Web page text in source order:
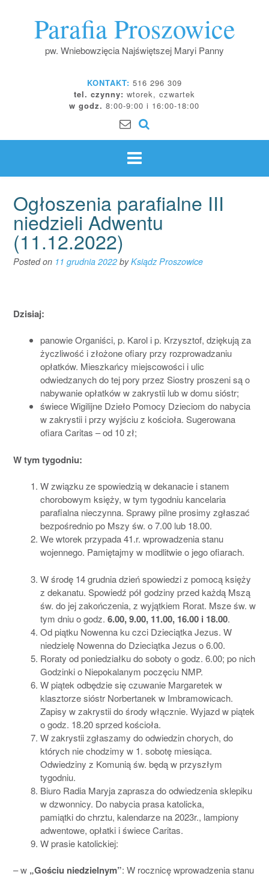
Parafia Proszowice
pw. Wniebowzięcia Najświętszej Maryi Panny
KONTAKT: 516 296 309
tel. czynny: wtorek, czwartek
w godz. 8:00-9:00 i 16:00-18:00
Ogłoszenia parafialne III
niedzieli Adwentu
(11.12.2022)
Posted on 11 grudnia 2022 byKsiądz Proszowice
Dzisiaj:
panowie Organiści, p. Karol i p. Krzysztof, dziękują za
życzliwość i złożone ofiary przy rozprowadzaniu
opłatków. Mieszkańcy miejscowości i ulic
odwiedzanych do tej pory przez Siostry proszeni są o
nabywanie opłatków w zakrystii lub w domu sióstr;
świece Wigilijne Dzieło Pomocy Dzieciom do nabycia
w zakrystii i przy wyjściu z kościoła. Sugerowana
ofiara Caritas – od 10 zł;
W tym tygodniu:
W związku ze spowiedzią w dekanacie i stanem
chorobowym księży, w tym tygodniu kancelaria
parafialna nieczynna. Sprawy pilne prosimy zgłaszać
bezpośrednio po Mszy św. o 7.00 lub 18.00.
We wtorek przypada 41.r. wprowadzenia stanu
wojennego. Pamiętajmy w modlitwie o jego ofiarach.
W środę 14 grudnia dzień spowiedzi z pomocą księży
z dekanatu. Spowiedź pół godziny przed każdą Mszą
św. do jej zakończenia, z wyjątkiem Rorat. Msze św. w
tym dniu o godz. 6.00, 9.00, 11.00, 16.00 i 18.00.
Od piątku Nowenna ku czci Dzieciątka Jezus. W
niedzielę Nowenna do Dzieciątka Jezus o 6.00.
Roraty od poniedziałku do soboty o godz. 6.00; po nich
Godzinki o Niepokalanym poczęciu NMP.
W piątek odbędzie się czuwanie Margaretek w
klasztorze sióstr Norbertanek w Imbramowicach.
Zapisy w zakrystii do środy włącznie. Wyjazd w piątek
o godz. 18.20 sprzed kościoła.
W zakrystii zgłaszamy do odwiedzin chorych, do
których nie chodzimy w 1. sobotę miesiąca.
Odwiedziny z Komunią św. będą w przyszłym
tygodniu.
Biuro Radia Maryja zaprasza do odwiedzenia sklepiku
w dzwonnicy. Do nabycia prasa katolicka,
pamiątki do chrztu, kalendarze na 2023r., lampiony
adwentowe, opłatki i świece Caritas.
W prasie katolickiej:
– w „Gościu niedzielnym”: W rocznicę wprowadzenia stanu